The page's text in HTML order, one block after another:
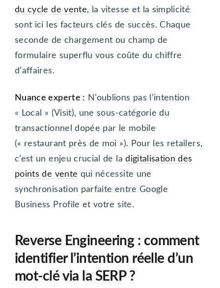
du cycle de vente, la vitesse et la simplicité
sont ici les facteurs clés de succès. Chaque
seconde de chargement ou champ de
formulaire superflu vous coûte du chiffre
d’affaires.
Nuance experte : N’oublions pas l’intention
« Local » (Visit), une sous-catégorie du
transactionnel dopée par le mobile
(« restaurant près de moi »). Pour les retailers,
c’est un enjeu crucial de ladigitalisation des
points de vente qui nécessite une
synchronisation parfaite entre Google
Business Profile et votre site.
Reverse Engineering : comment
identifier l’intention réelle d’un
mot-clé via la SERP ?